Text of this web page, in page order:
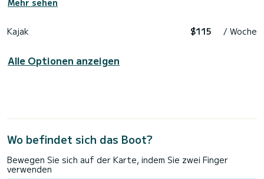
Mehr sehen
Kajak $115 / Woche
Alle Optionen anzeigen
Wo befindet sich das Boot?
Bewegen Sie sich auf der Karte, indem Sie zwei Finger
verwenden